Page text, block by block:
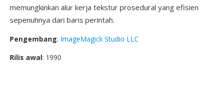
memungkinkan alur kerja tekstur prosedural yang efisien
sepenuhnya dari baris perintah.
Pengembang: ImageMagick Studio LLC
Rilis awal: 1990